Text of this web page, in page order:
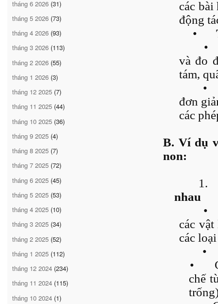
tháng 6 2026 (31)
tháng 5 2026 (73)
tháng 4 2026 (93)
tháng 3 2026 (113)
tháng 2 2026 (55)
tháng 1 2026 (3)
tháng 12 2025 (7)
tháng 11 2025 (44)
tháng 10 2025 (36)
tháng 9 2025 (4)
tháng 8 2025 (7)
tháng 7 2025 (72)
tháng 6 2025 (45)
tháng 5 2025 (53)
tháng 4 2025 (10)
tháng 3 2025 (34)
tháng 2 2025 (52)
tháng 1 2025 (112)
tháng 12 2024 (234)
tháng 11 2024 (115)
tháng 10 2024 (1)
các bài
động
•
•
và đo
tám,
•
đơn
các
B. Ví dụ
non:
1.
nhau
•
các
các
•
•
chế